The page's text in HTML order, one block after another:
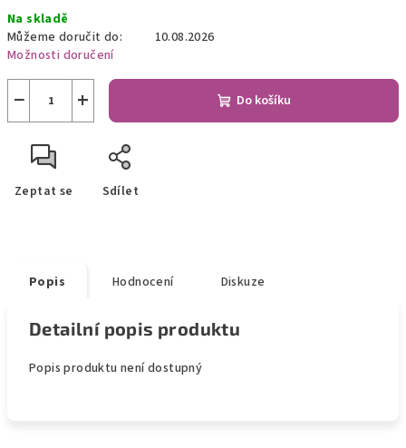
cena:
Na skladě
Můžeme doručit do:
10.08.2026
Možnosti doručení
+
− Do košíku
Zeptat se Sdílet
Popis Hodnocení Diskuze
Detailní popis produktu
Popis produktu není dostupný